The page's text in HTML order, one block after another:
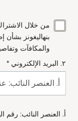
من خلال
بنهاليغونز
والمكافآت
٢. البريد الإلكتروني *
أ. العنصر النائب: رقم